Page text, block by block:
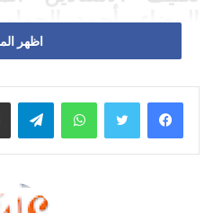
البيضاء، أحمد
للتنصب كمطالبين
الدفاع بأساتذة
مصلحة القضية
قانونية وحقوقية
وأكد المركز أن هذه
اظهر
واتساب